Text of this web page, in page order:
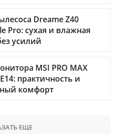
Dreame Z40
Pro: сухая и влажная
усилий
MSI PRO MAX
практичность и
комфорт
ЕЩЕ